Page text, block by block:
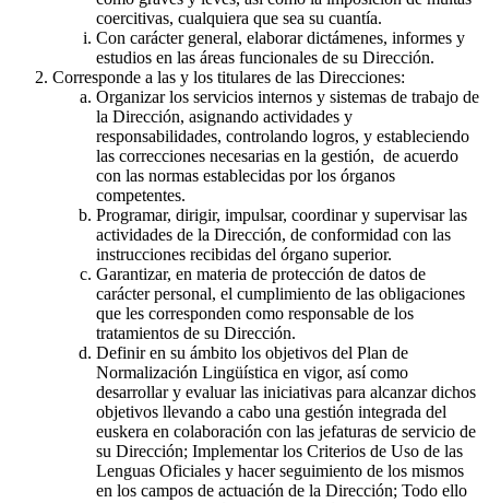
coercitivas, cualquiera que sea su cuantía.
Con carácter general, elaborar dictámenes, informes y
estudios en las áreas funcionales de su Dirección.
Corresponde a las y los titulares de las Direcciones:
Organizar los servicios internos y sistemas de trabajo de
la Dirección, asignando actividades y
responsabilidades, controlando logros, y estableciendo
las correcciones necesarias en la gestión, de acuerdo
con las normas establecidas por los órganos
competentes.
Programar, dirigir, impulsar, coordinar y supervisar las
actividades de la Dirección, de conformidad con las
instrucciones recibidas del órgano superior.
Garantizar, en materia de protección de datos de
carácter personal, el cumplimiento de las obligaciones
que les corresponden como responsable de los
tratamientos de su Dirección.
Definir en su ámbito los objetivos del Plan de
Normalización Lingüística en vigor, así como
desarrollar y evaluar las iniciativas para alcanzar dichos
objetivos llevando a cabo una gestión integrada del
euskera en colaboración con las jefaturas de servicio de
su Dirección; Implementar los Criterios de Uso de las
Lenguas Oficiales y hacer seguimiento de los mismos
en los campos de actuación de la Dirección; Todo ello